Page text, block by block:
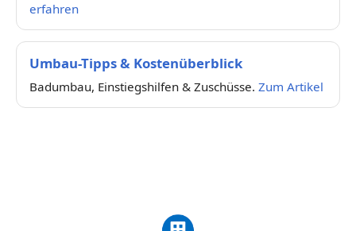
erfahren
Umbau-Tipps & Kostenüberblick
Badumbau, Einstiegshilfen & Zuschüsse. Zum Artikel